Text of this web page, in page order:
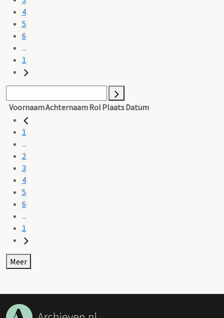
4
5
6
...
1
VoornaamAchternaamRolPlaatsDatum
1
...
2
3
4
5
6
...
1
Meer